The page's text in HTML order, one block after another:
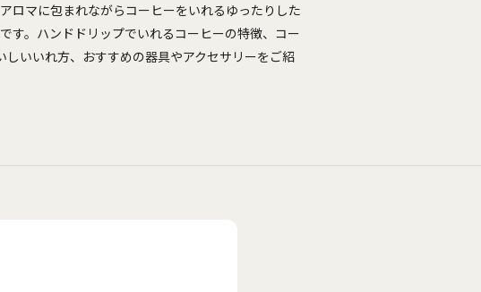
ロマに包まれながらコーヒーをいれるゆったりした
す。ハンドドリップでいれるコーヒーの特徴、コー
しいいれ方、おすすめの器具やアクセサリーをご紹